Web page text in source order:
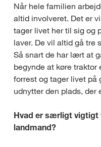
Når hele familien
altid involveret. Det er
tager livet her til sig og
laver. De vil altid gå tre
Så snart de har lært at
begynde at køre traktor
forrest og tager livet på
udnytter den plads, der
Hvad er særligt vigtigt
landmand?